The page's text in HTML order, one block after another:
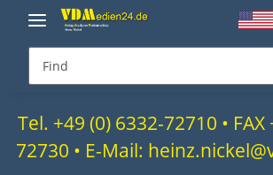
Tel. +49 (0) 6332-72710 • FAX
72730 • E-Mail: